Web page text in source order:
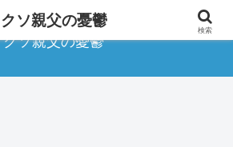
クソ親父の憂鬱
クソ親父の憂鬱 検索